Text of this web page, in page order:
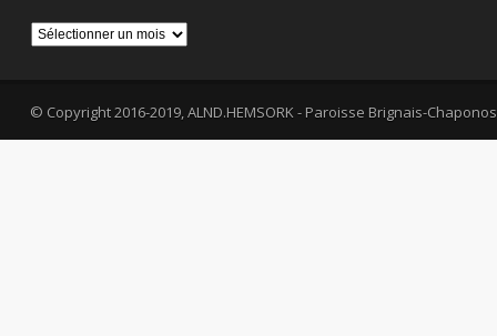
Archives
© Copyright 2016-2019, ALND.HEMSORK - Paroisse Brignais-